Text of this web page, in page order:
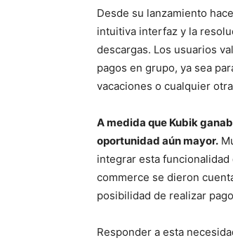
Desde su lanzamiento
intuitiva interfaz y la
descargas. Los usuarios
pagos en grupo, ya sea
vacaciones o cualquier
A medida que Kubik
oportunidad aún mayor.
integrar esta
commerce se dieron
posibilidad de realizar
Responder a esta